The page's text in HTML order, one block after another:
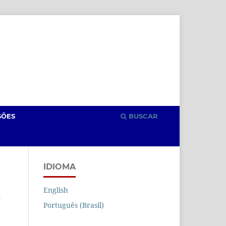
BUSCAR
IDIOMA
English
Português (Brasil)